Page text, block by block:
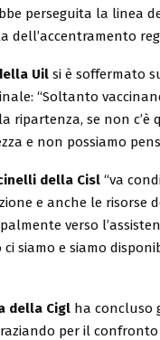
perseguita la linea
dell’accentramento
Uil si è soffermato
“Soltanto
ripartenza, se non c’è
e non possiamo
della Cisl “va
e anche le risorse
verso
ci siamo e siamo
della Cigl ha concluso
per il confronto